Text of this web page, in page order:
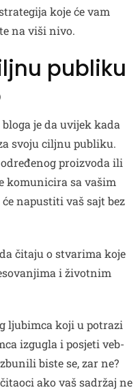
koje će vam
na viši nivo.
publiku
je da uvijek kada
svoju ciljnu publiku.
proizvoda ili
komunicira sa vašim
napustiti vaš sajt bez
čitaju o stvarima koje
i životnim
ljubimca koji u potrazi
izgugla i posjeti veb-
biste se, zar ne?
ako vaš sadržaj ne